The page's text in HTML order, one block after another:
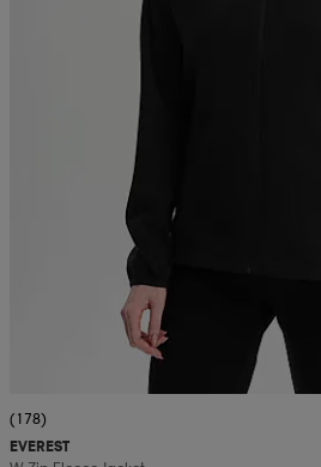
(178)
EVEREST